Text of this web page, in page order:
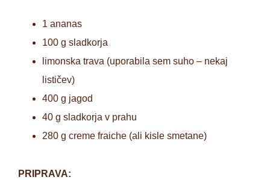
1 ananas
100 g sladkorja
limonska trava (uporabila sem suho – nekaj
lističev)
400 g jagod
40 g sladkorja v prahu
280 g creme fraiche (ali kisle smetane)
PRIPRAVA: